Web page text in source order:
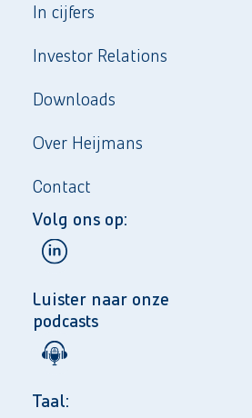
In cijfers
Investor Relations
Downloads
Over Heijmans
Contact
Volg ons op:
Luister naar onze
podcasts
Taal: